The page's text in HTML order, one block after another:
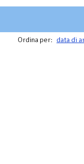
Ordina per: data di